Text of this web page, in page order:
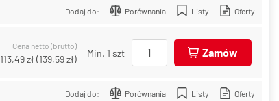
Dodaj do: Porównania Listy Oferty
Cena netto (brutto)
113,49 zł(139,59 zł)
Min. 1 szt Zamów
Dodaj do: Porównania Listy Oferty